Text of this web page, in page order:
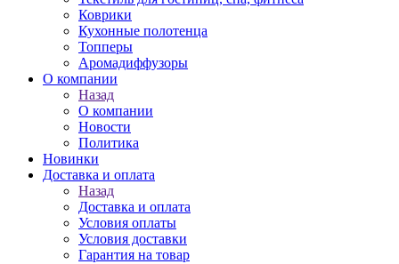
Коврики
Кухонные полотенца
Топперы
Аромадиффузоры
О компании
Назад
О компании
Новости
Политика
Новинки
Доставка и оплата
Назад
Доставка и оплата
Условия оплаты
Условия доставки
Гарантия на товар